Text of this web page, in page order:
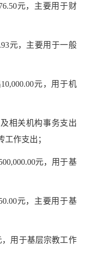
元，主要用于财
元，主要用于一般
元，用于机
相关机构事务支出
工作支出；
元，用于基
元，主要用于基
用于基层宗教工作